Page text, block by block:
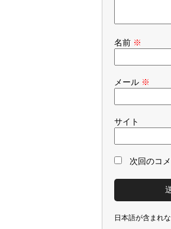
名前 ※
メール ※
サイト
次回のコ
日本語が含まれ